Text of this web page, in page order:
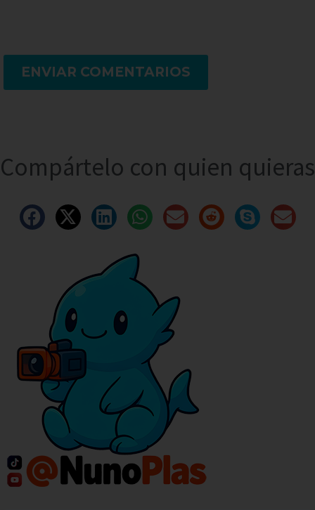
ENVIAR COMENTARIOS
Compártelo con quien quieras